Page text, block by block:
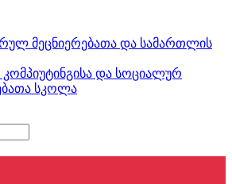
მეცნიერებათა და სამართლის
კომპიუტინგისა და სოციალურ
სკოლა